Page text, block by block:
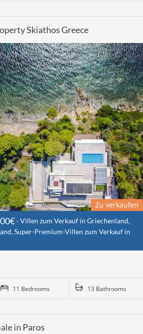
Skiathos Greece
Zu verkaufen
Villen zum Verkauf in Griechenland,
Super-Premium-Villen zum Verkauf in
11 Bedrooms 13 Bathrooms
in Paros